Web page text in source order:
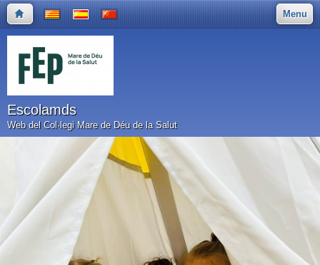
Menu
Escolamds
Web del Col·legi Mare de Déu de la Salut